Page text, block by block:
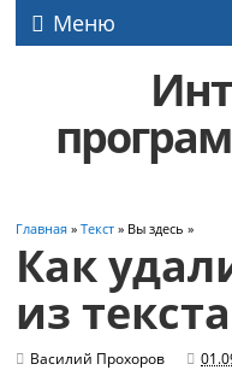
Меню
Главная »Текст » Вы здесь »
Как
из
Василий Прохоров